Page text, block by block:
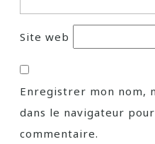
Site web
Enregistrer mon nom,
dans le navigateur
commentaire.